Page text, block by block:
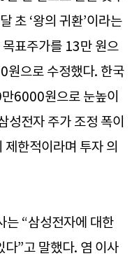
초 ‘왕의 귀환’이라는
표주가를 13만 원으
원으로 수정했다. 한국
6000원으로 눈높이
성전자 주가 조정 폭이
한적이라며 투자 의
는 “삼성전자에 대한
다”고 말했다. 염 이사